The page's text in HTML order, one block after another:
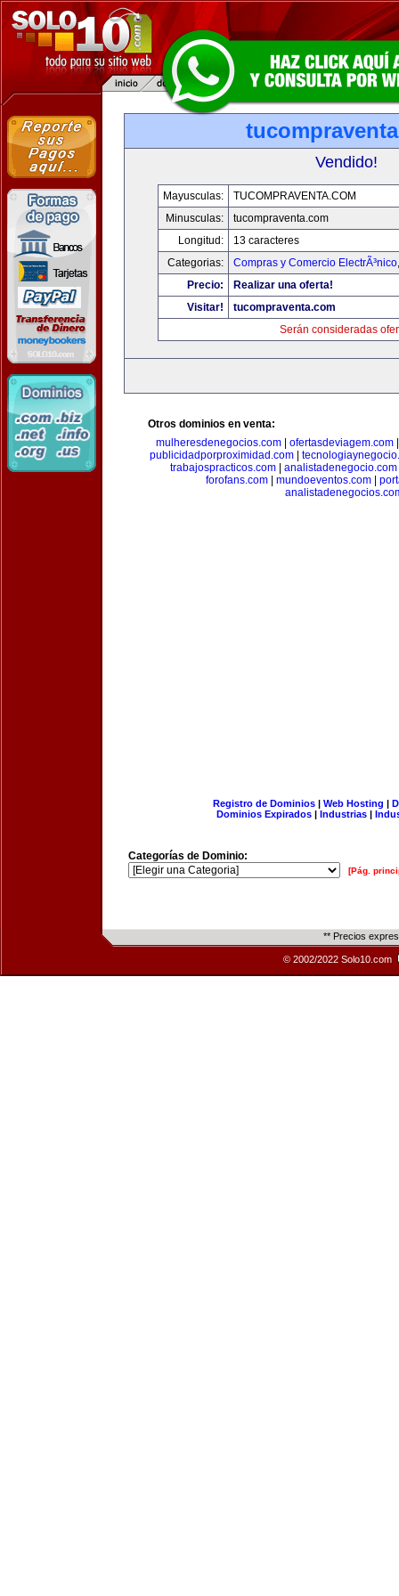
Vendido!
Mayusculas:
TUCOMPRAVENTA.COM
Minusculas:
tucompraventa.com
Longitud:
13 caracteres
Categorias:
Compras y Comercio ElectrÃ³nico
Precio:
Realizar una oferta!
Visitar!
tucompraventa.com
Serán consideradas
Otros dominios en venta:
mulheresdenegocios.com
ofertasdeviagem.com
publicidadporproximidad.com|
trabajospracticos.com| analistadenegocio.com
forofans.com
mundoeventos.com
Registro de Dominios| Web Hosting |
Dominios Expirados | Industrias |
Categorías de Dominio:
[Pág.
** Precios
© 2002/2022 Solo10.com